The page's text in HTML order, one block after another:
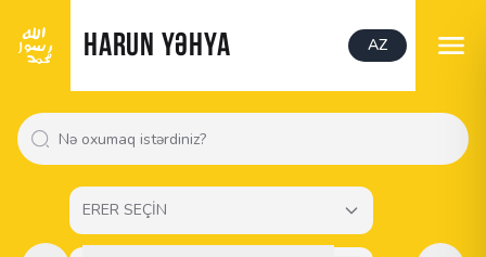
HARUN YƏHYA AZ
ERER SEÇİN